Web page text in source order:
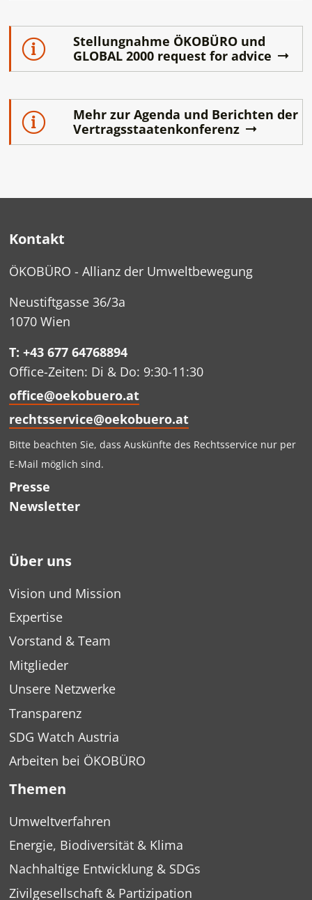
Stellungnahme ÖKOBÜRO und
GLOBAL 2000 request for advice
Mehr zur Agenda und Berichten der
Vertragsstaatenkonferenz
Kontakt
ÖKOBÜRO - Allianz der Umweltbewegung
Neustiftgasse 36/3a
1070 Wien
T: +43 677 64768894
Office-Zeiten: Di & Do: 9:30-11:30
office@oekobuero.at
rechtsservice@oekobuero.at
Bitte beachten Sie, dass Auskünfte des Rechtsservice nur per
E-Mail möglich sind.
Presse
Newsletter
Über uns
Vision und Mission
Expertise
Vorstand & Team
Mitglieder
Unsere Netzwerke
Transparenz
SDG Watch Austria
Arbeiten bei ÖKOBÜRO
Themen
Umweltverfahren
Energie, Biodiversität & Klima
Nachhaltige Entwicklung & SDGs
Zivilgesellschaft & Partizipation